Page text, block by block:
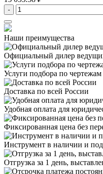
-
Наши преимущества
Официальный дилер
Услуги подбора по чертежам
Доставка по всей России
Удобная оплата для
Фиксированная цена без
Инструмент в наличии и под
Отгрузка за 1 день,